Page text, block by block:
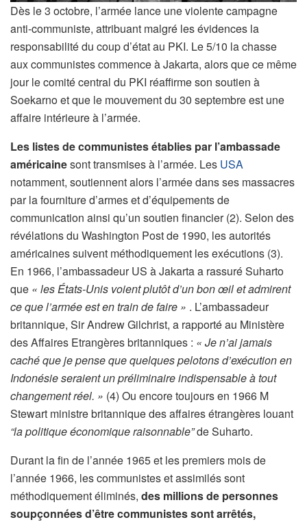
Dès le 3 octobre, l’armée lance une violente campagne
anti-communiste, attribuant malgré les évidences la
responsabilité du coup d’état au PKI. Le 5/10 la chasse
aux communistes commence à Jakarta, alors que ce même
jour le comité central du PKI réaffirme son soutien à
Soekarno et que le mouvement du 30 septembre est une
affaire intérieure à l’armée.
Les listes de communistes établies par l’ambassade
américainesont transmises à l’armée. Les USA
notamment, soutiennent alors l’armée dans ses massacres
par la fourniture d’armes et d’équipements de
communication ainsi qu’un soutien financier (2). Selon des
révélations du Washington Post de 1990, les autorités
américaines suivent méthodiquement les exécutions (3).
En 1966, l’ambassadeur US à Jakarta a rassuré Suharto
que « les États-Unis voient plutôt d’un bon œil et admirent
ce que l’armée est en train de faire » . L’ambassadeur
britannique, Sir Andrew Gilchrist, a rapporté au Ministère
des Affaires Etrangères britanniques : « Je n’ai jamais
caché que je pense que quelques pelotons d’exécution en
Indonésie seraient un préliminaire indispensable à tout
changement réel. » (4) Ou encore toujours en 1966 M
Stewart ministre britannique des affaires étrangères louant
“la politique économique raisonnable”de Suharto.
Durant la fin de l’année 1965 et les premiers mois de
l’année 1966, les communistes et assimilés sont
méthodiquement éliminés, des millions de personnes
soupçonnées d’être communistes sont arrêtés,